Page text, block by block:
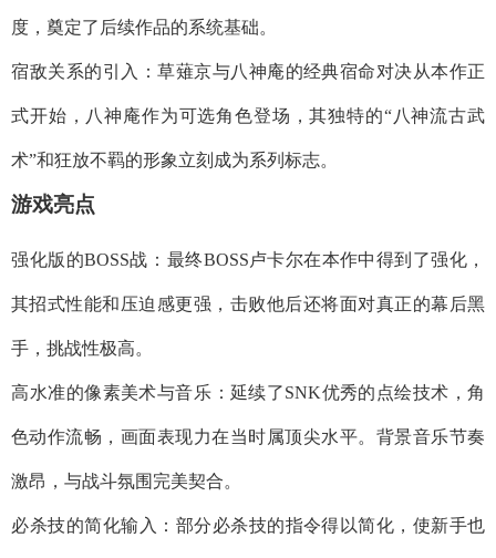
度，奠定了后续作品的系统基础。
​​宿敌关系的引入​​：草薙京与八神庵的经典宿命对决从本作正
式开始，八神庵作为可选角色登场，其独特的“八神流古武
术”和狂放不羁的形象立刻成为系列标志。
​​游戏亮点​​
​​强化版的BOSS战​​：最终BOSS卢卡尔在本作中得到了强化，
其招式性能和压迫感更强，击败他后还将面对真正的幕后黑
手，挑战性极高。
​​高水准的像素美术与音乐​​：延续了SNK优秀的点绘技术，角
色动作流畅，画面表现力在当时属顶尖水平。背景音乐节奏
激昂，与战斗氛围完美契合。
​​必杀技的简化输入​​：部分必杀技的指令得以简化，使新手也